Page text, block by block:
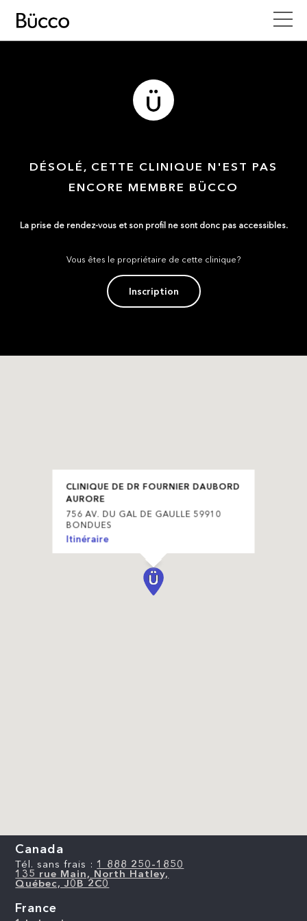
DÉSOLÉ, CETTE CLINIQUE N'EST PAS
ENCORE MEMBRE BÜCCO
La prise de rendez-vous et son profil ne sont donc pas accessibles.
Vous êtes le propriétaire de cette clinique?
Inscription
CLINIQUE DE DR FOURNIER DAUBORD
AURORE
756 AV. DU GAL DE GAULLE 59910
BONDUES
Itinéraire
Canada
Tél. sans frais : 1 888 250-1850
135 rue Main, North Hatley,
Québec, J0B 2C0
France